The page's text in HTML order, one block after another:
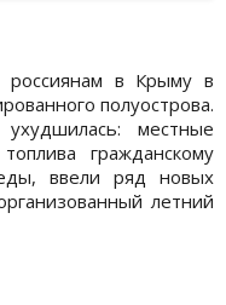
россиянам в Крыму в
полуострова.
местные
гражданскому
ввели ряд новых
летний